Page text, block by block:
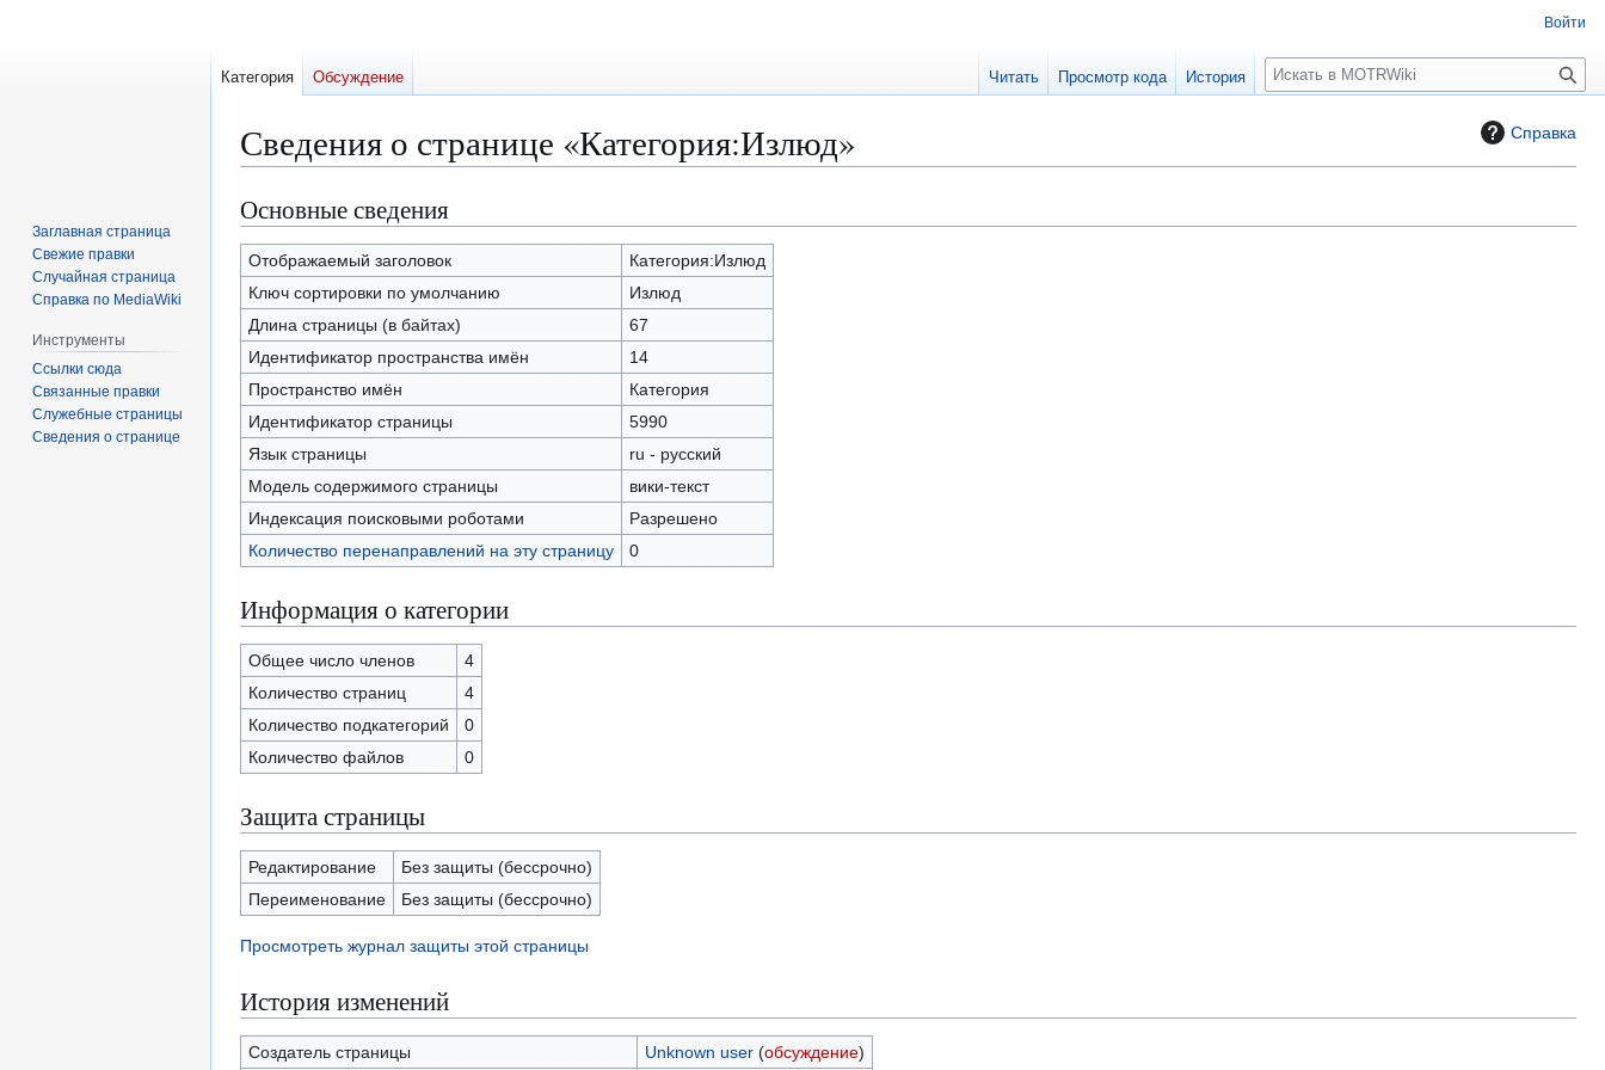
Справка
Сведения о странице «Категория:Излюд»
Перейти
к
навигации
Перейти
к
поиску
Основные сведения
Отображаемый заголовок
Категория:Излюд
Ключ сортировки по умолчанию
Излюд
Длина страницы (в байтах)
67
Идентификатор пространства имён
14
Пространство имён
Категория
Идентификатор страницы
5990
Язык страницы
ru - русский
Модель содержимого страницы
вики-текст
Индексация поисковыми роботами
Разрешено
Количество перенаправлений на эту страницу
0
Информация о категории
Общее число членов
4
Количество страниц
4
Количество подкатегорий
0
Количество файлов
0
Защита страницы
Редактирование
Без защиты (бессрочно)
Переименование
Без защиты (бессрочно)
Просмотреть журнал защиты этой страницы
История изменений
Создатель страницы Unknown user (обсуждение)
Войти
Категория Обсуждение Читать Просмотр кода История
П
о
к
Заглавная страница
Свежие правки
Случайная страница
Справка по MediaWiki
Инструменты
Ссылки сюда
Связанные правки
Служебные страницы
Сведения о странице